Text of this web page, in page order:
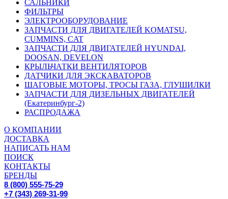
САЛЬНИКИ
ФИЛЬТРЫ
ЭЛЕКТРООБОРУДОВАНИЕ
ЗАПЧАСТИ ДЛЯ ДВИГАТЕЛЕЙ KOMATSU,
CUMMINS, CAT
ЗАПЧАСТИ ДЛЯ ДВИГАТЕЛЕЙ HYUNDAI,
DOOSAN, DEVELON
КРЫЛЬЧАТКИ ВЕНТИЛЯТОРОВ
ДАТЧИКИ ДЛЯ ЭКСКАВАТОРОВ
ШАГОВЫЕ МОТОРЫ, ТРОСЫ ГАЗА, ГЛУШИЛКИ
ЗАПЧАСТИ ДЛЯ ДИЗЕЛЬНЫХ ДВИГАТЕЛЕЙ
(Екатеринбург-2)
РАСПРОДАЖА
О КОМПАНИИ
ДОСТАВКА
НАПИСАТЬ НАМ
ПОИСК
КОНТАКТЫ
БРЕНДЫ
8 (800) 555-75-29
+7 (343) 269-31-99